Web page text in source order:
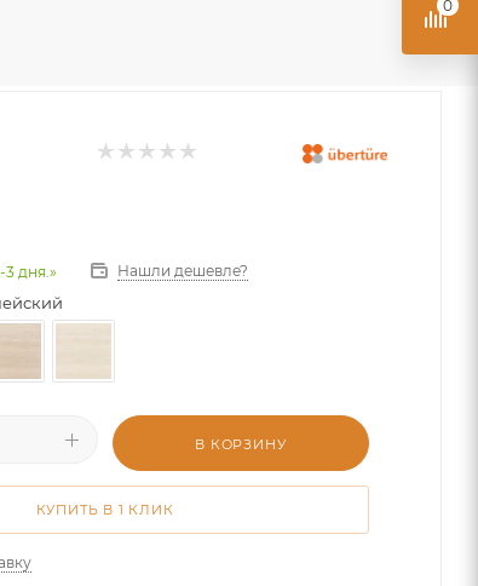
дня.» Нашли дешевле?
В КОРЗИНУ
КУПИТЬ В 1 КЛИК
0